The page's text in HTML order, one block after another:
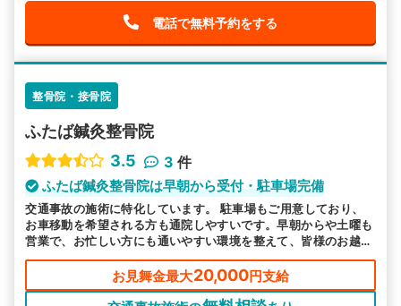
電話で無料予約をする
整骨院・接骨院
ふたば鍼灸整骨院
3.5
3 件
ふたば鍼灸整骨院は早朝から受付・駐車場完備
交通事故の施術に特化しています。 駐車場もご用意しており、
お車移動を希望される方も通院しやすいです。早朝からや土曜も
営業で、お忙しい方にも通いやすい環境を整えて、皆様のお越し
をお待ちしております。
お見舞金最大20,000円支給